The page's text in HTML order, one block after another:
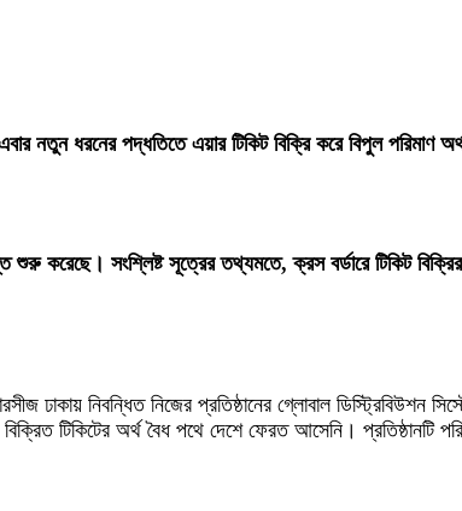
নতুন ধরনের পদ্ধতিতে এয়ার টিকিট বিক্রি করে বিপুল পরিমাণ
করেছে। সংশ্লিষ্ট সূত্রের তথ্যমতে, ক্রস বর্ডারে টিকিট বিক্রির
ঢাকায় নিবন্ধিত নিজের প্রতিষ্ঠানের গ্লোবাল ডিস্ট্রিবিউশন
টিকিটের অর্থ বৈধ পথে দেশে ফেরত আসেনি। প্রতিষ্ঠানটি